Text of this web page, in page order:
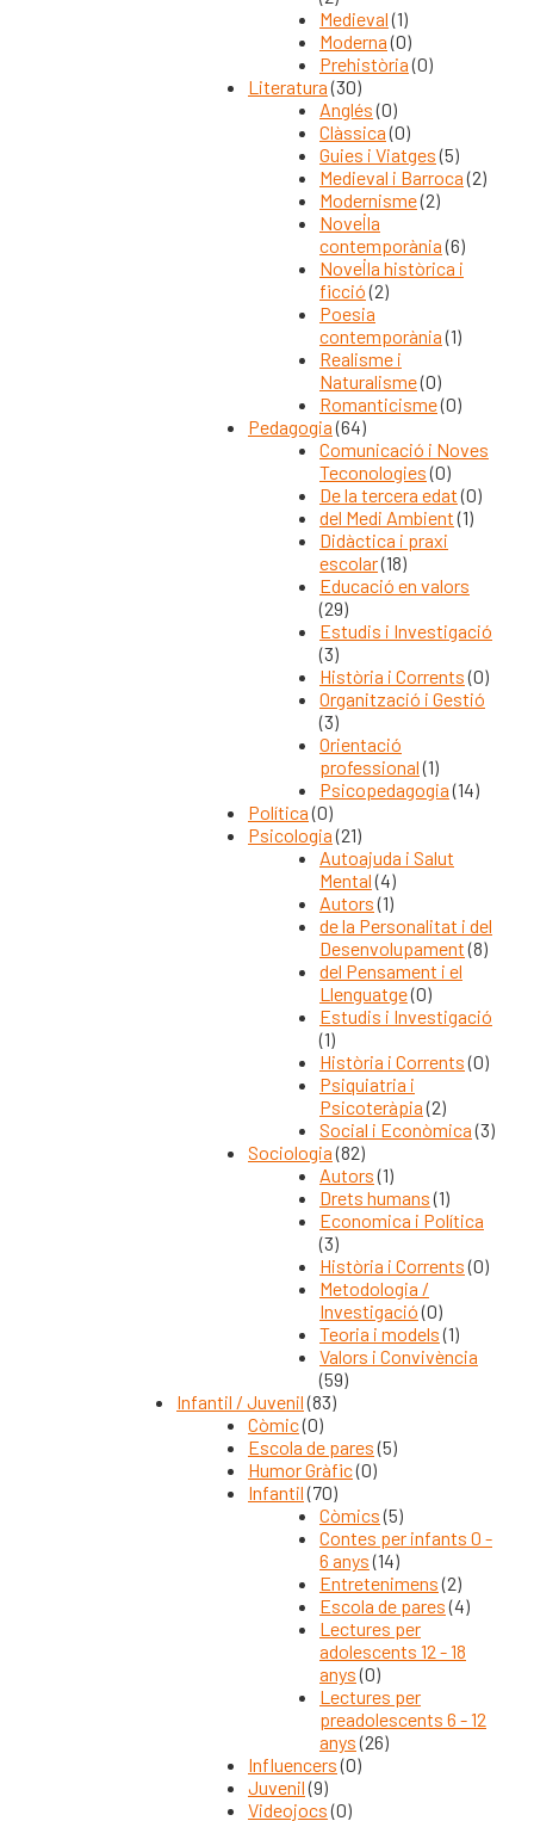
Medieval (1)
Moderna (0)
Prehistòria (0)
Literatura (30)
Anglés (0)
Clàssica (0)
Guies i Viatges (5)
Medieval i Barroca (2)
Modernisme(2)
Novel·la
contemporània (6)
Novel·la històrica i
ficció (2)
Poesia
contemporània (1)
Realisme i
Naturalisme(0)
Romanticisme(0)
Pedagogia (64)
Comunicació i Noves
Teconologies (0)
De la tercera edat (0)
del Medi Ambient (1)
Didàctica i praxi
escolar(18)
Educació en valors
(29)
Estudis i Investigació
(3)
Història i Corrents (0)
Organització i Gestió
(3)
Orientació
professional (1)
Psicopedagogia (14)
Política (0)
Psicologia (21)
Autoajuda i Salut
Mental (4)
Autors (1)
de la Personalitat i del
Desenvolupament (8)
del Pensament i el
Llenguatge(0)
Estudis i Investigació
(1)
Història i Corrents (0)
Psiquiatria i
Psicoteràpia (2)
Social i Econòmica (3)
Sociologia (82)
Autors (1)
Drets humans (1)
Economica i Política
(3)
Història i Corrents (0)
Metodologia /
Investigació (0)
Teoria i models (1)
Valors i Convivència
(59)
Infantil / Juvenil (83)
Còmic(0)
Escola de pares (5)
Humor Gràfic(0)
Infantil (70)
Còmics (5)
Contes per infants 0 -
6 anys (14)
Entretenimens (2)
Escola de pares (4)
Lectures per
adolescents 12 - 18
anys (0)
Lectures per
preadolescents 6 - 12
anys (26)
Influencers (0)
Juvenil (9)
Videojocs (0)